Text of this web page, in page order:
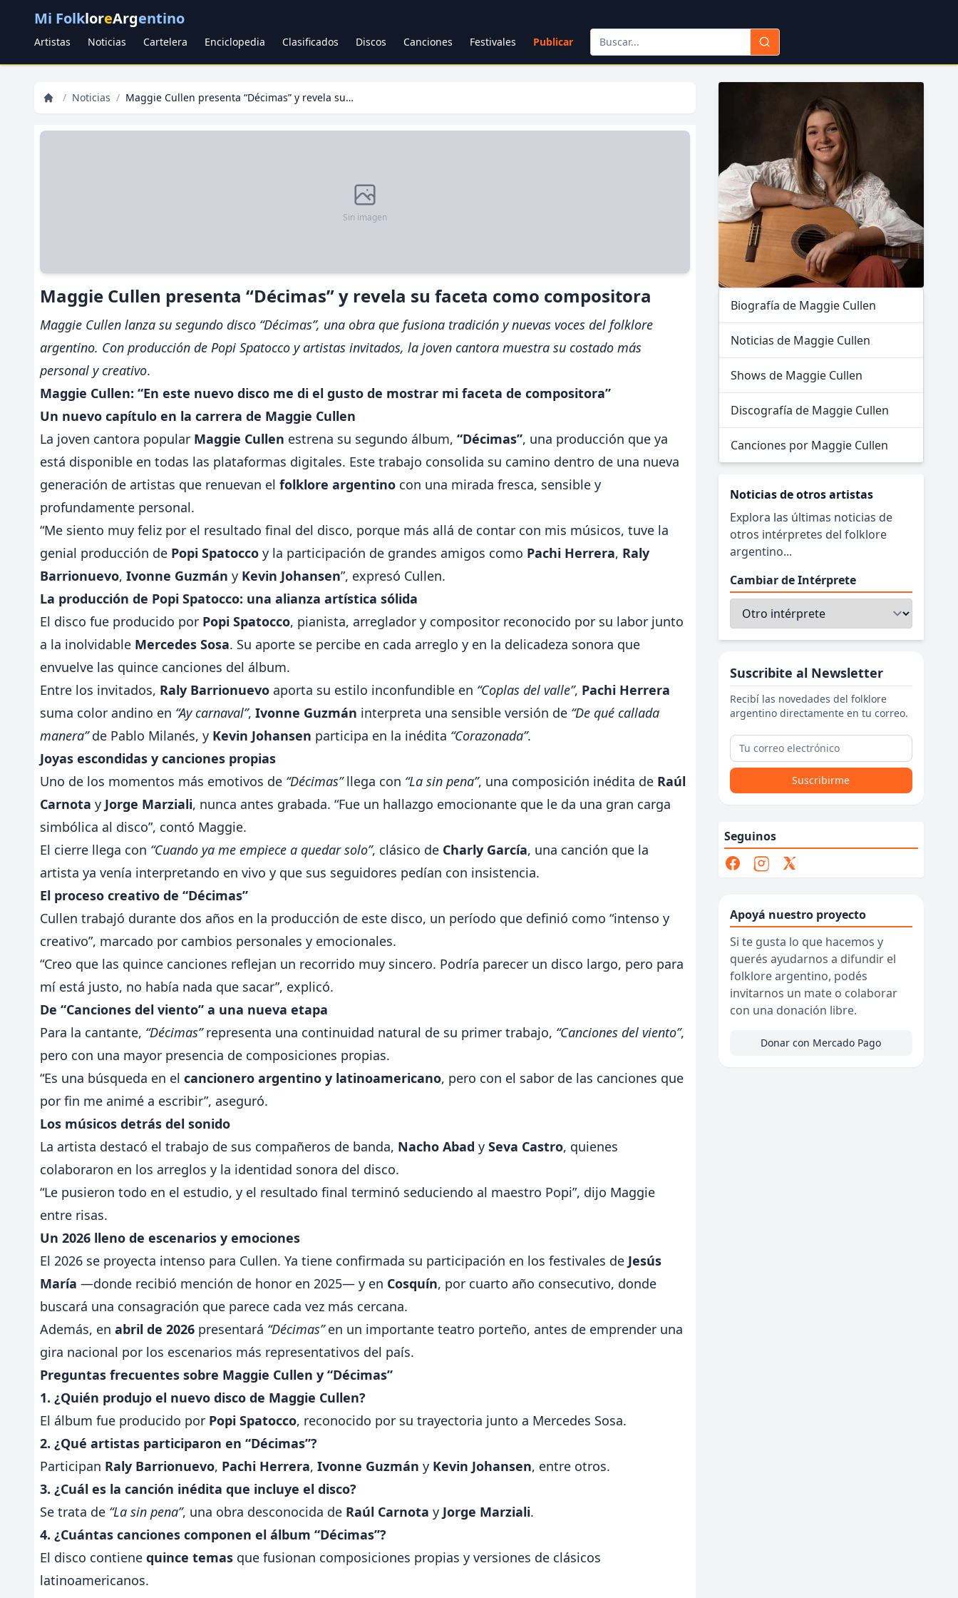
Mi FolkloreArgentino
Artistas Noticias Cartelera Enciclopedia Clasificados Discos Canciones Festivales Publicar
/ Noticias / Maggie Cullen presenta “Décimas” y revela su faceta como compositora
Sin imagen
Maggie Cullen presenta “Décimas” y revela su faceta como compositora
Maggie Cullen lanza su segundo disco “Décimas”, una obra que fusiona tradición y nuevas voces del folklore
argentino. Con producción de Popi Spatocco y artistas invitados, la joven cantora muestra su costado más
personal y creativo.
Maggie Cullen: “En este nuevo disco me di el gusto de mostrar mi faceta de compositora”
Un nuevo capítulo en la carrera de Maggie Cullen
La joven cantora popular Maggie Cullen estrena su segundo álbum, “Décimas”, una producción que ya
está disponible en todas las plataformas digitales. Este trabajo consolida su camino dentro de una nueva
generación de artistas que renuevan el folklore argentino con una mirada fresca, sensible y
profundamente personal.
“Me siento muy feliz por el resultado final del disco, porque más allá de contar con mis músicos, tuve la
genial producción de Popi Spatocco y la participación de grandes amigos como Pachi Herrera, Raly
Barrionuevo, Ivonne Guzmán y Kevin Johansen”, expresó Cullen.
La producción de Popi Spatocco: una alianza artística sólida
El disco fue producido por Popi Spatocco, pianista, arreglador y compositor reconocido por su labor junto
a la inolvidable Mercedes Sosa. Su aporte se percibe en cada arreglo y en la delicadeza sonora que
envuelve las quince canciones del álbum.
Entre los invitados, Raly Barrionuevo aporta su estilo inconfundible en “Coplas del valle”, Pachi Herrera
suma color andino en “Ay carnaval”, Ivonne Guzmán interpreta una sensible versión de “De qué callada
manera”de Pablo Milanés, y Kevin Johansen participa en la inédita “Corazonada”.
Joyas escondidas y canciones propias
Uno de los momentos más emotivos de “Décimas”llega con “La sin pena”, una composición inédita de Raúl
Carnota y Jorge Marziali, nunca antes grabada. “Fue un hallazgo emocionante que le da una gran carga
simbólica al disco”, contó Maggie.
El cierre llega con “Cuando ya me empiece a quedar solo”, clásico de Charly García, una canción que la
artista ya venía interpretando en vivo y que sus seguidores pedían con insistencia.
El proceso creativo de “Décimas”
Cullen trabajó durante dos años en la producción de este disco, un período que definió como “intenso y
creativo”, marcado por cambios personales y emocionales.
“Creo que las quince canciones reflejan un recorrido muy sincero. Podría parecer un disco largo, pero para
mí está justo, no había nada que sacar”, explicó.
De “Canciones del viento” a una nueva etapa
Para la cantante, “Décimas”representa una continuidad natural de su primer trabajo, “Canciones del viento”,
pero con una mayor presencia de composiciones propias.
“Es una búsqueda en el cancionero argentino y latinoamericano, pero con el sabor de las canciones que
por fin me animé a escribir”, aseguró.
Los músicos detrás del sonido
La artista destacó el trabajo de sus compañeros de banda, Nacho Abad y Seva Castro, quienes
colaboraron en los arreglos y la identidad sonora del disco.
“Le pusieron todo en el estudio, y el resultado final terminó seduciendo al maestro Popi”, dijo Maggie
entre risas.
Un 2026 lleno de escenarios y emociones
El 2026 se proyecta intenso para Cullen. Ya tiene confirmada su participación en los festivales de Jesús
María —donde recibió mención de honor en 2025— y en Cosquín, por cuarto año consecutivo, donde
buscará una consagración que parece cada vez más cercana.
Además, en abril de 2026 presentará “Décimas”en un importante teatro porteño, antes de emprender una
gira nacional por los escenarios más representativos del país.
Preguntas frecuentes sobre Maggie Cullen y “Décimas”
1. ¿Quién produjo el nuevo disco de Maggie Cullen?
El álbum fue producido por Popi Spatocco, reconocido por su trayectoria junto a Mercedes Sosa.
2. ¿Qué artistas participaron en “Décimas”?
Participan Raly Barrionuevo, Pachi Herrera, Ivonne Guzmán y Kevin Johansen, entre otros.
3. ¿Cuál es la canción inédita que incluye el disco?
Se trata de “La sin pena”, una obra desconocida de Raúl Carnota y Jorge Marziali.
4. ¿Cuántas canciones componen el álbum “Décimas”?
El disco contiene quince temas que fusionan composiciones propias y versiones de clásicos
latinoamericanos.
Biografía de Maggie Cullen
Noticias de Maggie Cullen
Shows de Maggie Cullen
Discografía de Maggie Cullen
Canciones por Maggie Cullen
Noticias de otros artistas
Explora las últimas noticias de
otros intérpretes del folklore
argentino...
Cambiar de Intérprete
Suscribite al Newsletter
Recibí las novedades del folklore
argentino directamente en tu correo.
Suscribirme
Seguinos
Apoyá nuestro proyecto
Si te gusta lo que hacemos y
querés ayudarnos a difundir el
folklore argentino, podés
invitarnos un mate o colaborar
con una donación libre.
Donar con Mercado Pago